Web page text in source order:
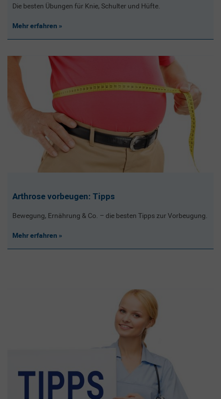
Die besten Übungen für Knie, Schulter und Hüfte.
Mehr erfahren
Arthrose vorbeugen: Tipps
Bewegung, Ernährung & Co. – die besten Tipps zur Vorbeugung.
Mehr erfahren